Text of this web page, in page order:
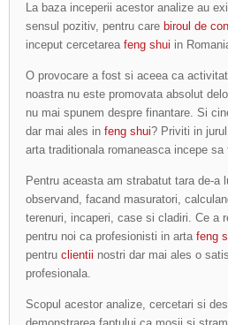
La baza inceperii acestor analize au
sensul pozitiv, pentru care biroul de
inceput cercetarea feng shui in
O provocare a fost si aceea ca
noastra nu este promovata absolut
nu mai spunem despre finantare. Si
dar mai ales in feng shui? Priviti in
arta traditionala romaneasca incepe
Pentru aceasta am strabatut tara de-a
observand, facand masuratori,
terenuri, incaperi, case si cladiri. Ce a
pentru noi ca profesionisti in arta feng
pentru clientii nostri dar mai ales o
profesionala.
Scopul acestor analize, cercetari si